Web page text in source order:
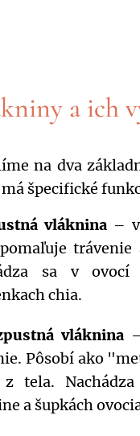
a ich
na dva
špecifické
vláknina–
sa v
chia.
vláknina
Pôsobí ako
tela.
a šupkách